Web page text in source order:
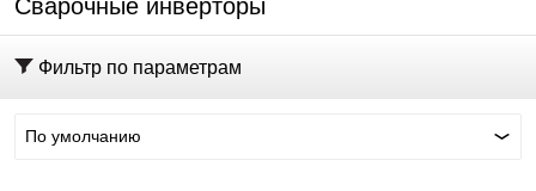
Сварочные инверторы
Фильтр по параметрам
По умолчанию